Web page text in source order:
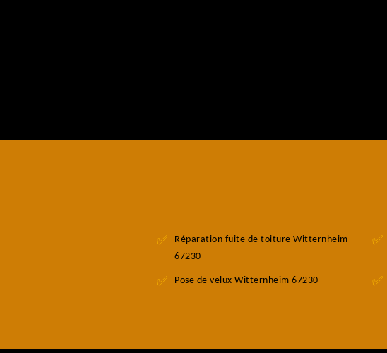
Réparation fuite de toiture Witternheim
67230
Pose de velux Witternheim 67230